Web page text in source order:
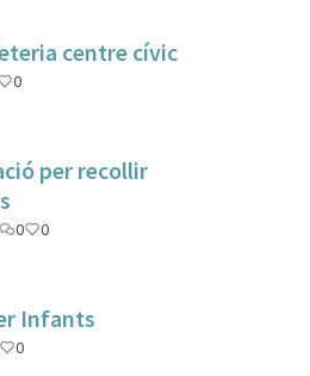
centre cívic
0
per recollir
0 0
Infants
0